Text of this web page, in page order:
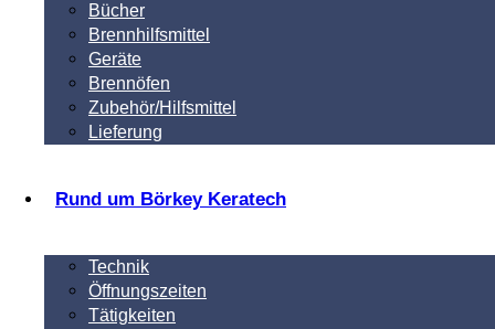
Bücher
Brennhilfsmittel
Geräte
Brennöfen
Zubehör/Hilfsmittel
Lieferung
Rund um Börkey Keratech
Technik
Öffnungszeiten
Tätigkeiten